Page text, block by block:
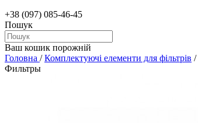
+38 (097) 085-46-45
Пошук
Ваш кошик порожній
Головна /Комплектуючі елементи для фільтрів /
Фильтры